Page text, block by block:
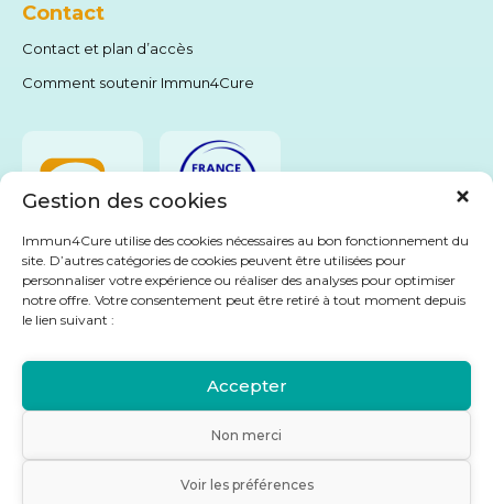
Gestion des cookies
Immun4Cure utilise des cookies nécessaires au bon fonctionnement du
site. D’autres catégories de cookies peuvent être utilisées pour
personnaliser votre expérience ou réaliser des analyses pour optimiser
notre offre. Votre consentement peut être retiré à tout moment depuis
le lien suivant :
Accepter
Non merci
Voir les préférences
Contact
Contact et plan d’accès
Comment soutenir Immun4Cure
Livret Immu4Cure
- IHU Montpellier dédié au traitement des maladies
auto-immunes
Politique de confidentialité